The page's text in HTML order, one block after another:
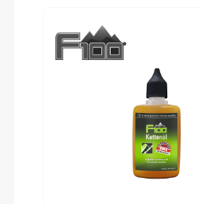
KTM 28" adjustable
Vorbau
KTM Adjust 0-60° ICR
Rahmentyp
Tiefeinstieg